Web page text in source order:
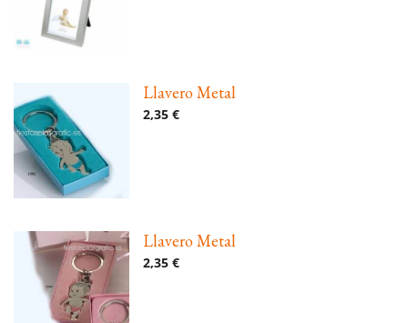
Llavero Metal
2,35 €
Llavero Metal
2,35 €